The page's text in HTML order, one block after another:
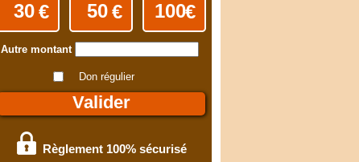
€ € €
Autre montant
Don régulier
Règlement 100% sécurisé